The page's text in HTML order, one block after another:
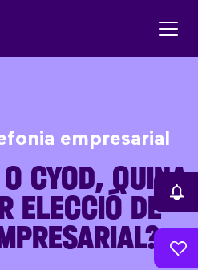
empresarial
CYOD, QUINA
ELECCIÓ DE